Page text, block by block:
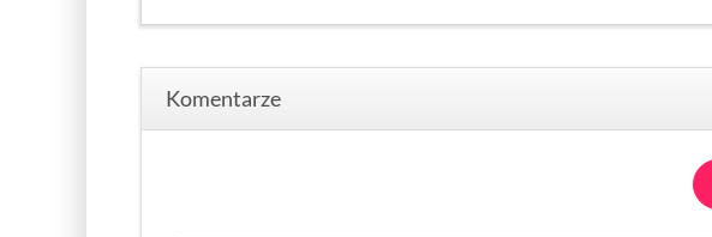
Komentarze